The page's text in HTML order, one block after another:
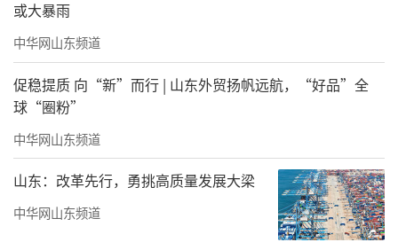
或大暴雨
中华网山东频道
促稳提质 向“新”而行 | 山东外贸扬帆远航，“好品”全
球“圈粉”
中华网山东频道
山东：改革先行，勇挑高质量发展大梁
中华网山东频道